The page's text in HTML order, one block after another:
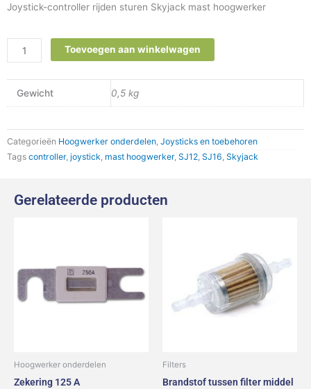
Joystick-controller rijden sturen Skyjack mast hoogwerker
Joystick
Skyjack
159111
SJ12,
aantal
Toevoegen aan winkelwagen
Gewicht 0,5 kg
Categorieën Hoogwerker onderdelen, Joysticks en toebehoren
Tags controller, joystick, mast hoogwerker, SJ12, SJ16, Skyjack
Gerelateerde producten
Hoogwerker onderdelen
Zekering 125 A
Filters
Brandstof tussen filter middel